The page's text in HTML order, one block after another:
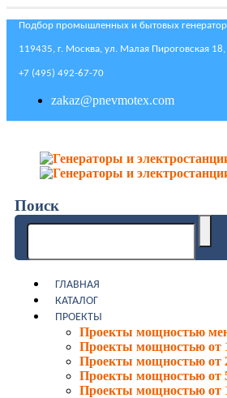
Подбор промышленных и бытовых
119435, г. Москва, ул. Малая Пироговская 18,
+7 (495) 492-67-70
zakaz@pnevmotex.com
Поиск
ГЛАВНАЯ
КАТАЛОГ
ПРОЕКТЫ
Проекты мощностью
Проекты мощностью от
Проекты мощностью от
Проекты мощностью от
Проекты мощностью от